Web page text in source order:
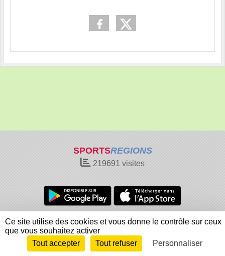
SPORTSREGIONS
219691 visites
Charte cookies
Gestion des cookies
Informations légales
Signaler un contenu inapproprié
Envie de participer ?
Connexion
Ce site utilise des cookies et vous donne le contrôle sur ceux
que vous souhaitez activer
Tout accepter
Tout refuser Personnaliser